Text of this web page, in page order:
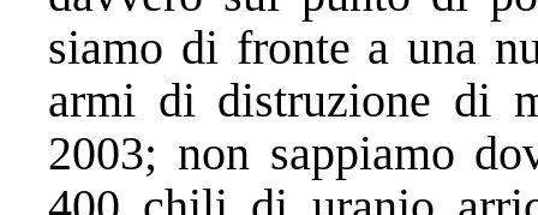
siamo di fronte a una
armi di distruzione di
2003; non sappiamo